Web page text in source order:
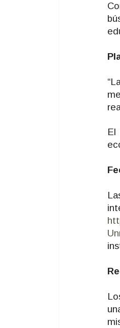
El